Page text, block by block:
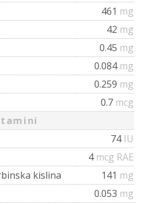
461 mg
42 mg
0.45 mg
0.084 mg
0.259 mg
0.7 mcg
74 IU
4 mcg RAE
kislina
141 mg
0.053 mg